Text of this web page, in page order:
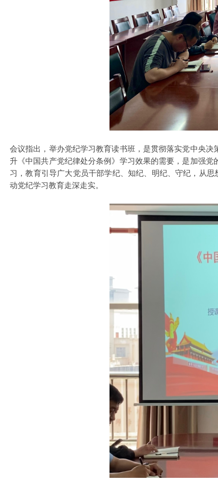
会议指出，举办党纪学习教育读书班，是贯彻落实党中央
升《中国共产党纪律处分条例》学习效果的需要，是加强
习，教育引导广大党员干部学纪、知纪、明纪、守纪，从
动党纪学习教育走深走实。